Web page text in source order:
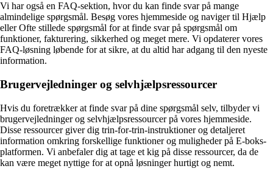
Vi har også en FAQ-sektion, hvor du kan finde svar på mange
almindelige spørgsmål. Besøg vores hjemmeside og naviger til Hjælp
eller Ofte stillede spørgsmål for at finde svar på spørgsmål om
funktioner, fakturering, sikkerhed og meget mere. Vi opdaterer vores
FAQ-løsning løbende for at sikre, at du altid har adgang til den nyeste
information.
Brugervejledninger og selvhjælpsressourcer
Hvis du foretrækker at finde svar på dine spørgsmål selv, tilbyder vi
brugervejledninger og selvhjælpsressourcer på vores hjemmeside.
Disse ressourcer giver dig trin-for-trin-instruktioner og detaljeret
information omkring forskellige funktioner og muligheder på E-boks-
platformen. Vi anbefaler dig at tage et kig på disse ressourcer, da de
kan være meget nyttige for at opnå løsninger hurtigt og nemt.